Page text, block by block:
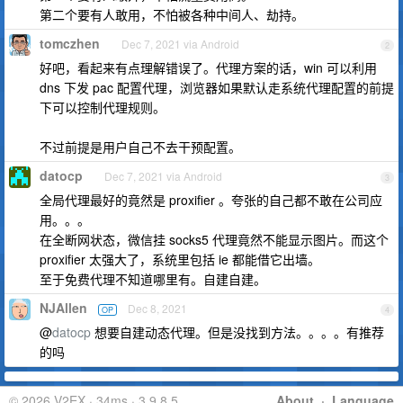
第二个要有人敢用，不怕被各种中间人、劫持。
2
tomczhen Dec 7, 2021 via Android
好吧，看起来有点理解错误了。代理方案的话，win 可以利用
dns 下发 pac 配置代理，浏览器如果默认走系统代理配置的前提
下可以控制代理规则。
不过前提是用户自己不去干预配置。
3
datocp Dec 7, 2021 via Android
全局代理最好的竟然是 proxifier 。夸张的自己都不敢在公司应
用。。。
在全断网状态，微信挂 socks5 代理竟然不能显示图片。而这个
proxifier 太强大了，系统里包括 ie 都能借它出墙。
至于免费代理不知道哪里有。自建自建。
4
NJAllen OP Dec 8, 2021
@datocp 想要自建动态代理。但是没找到方法。。。。有推荐
的吗